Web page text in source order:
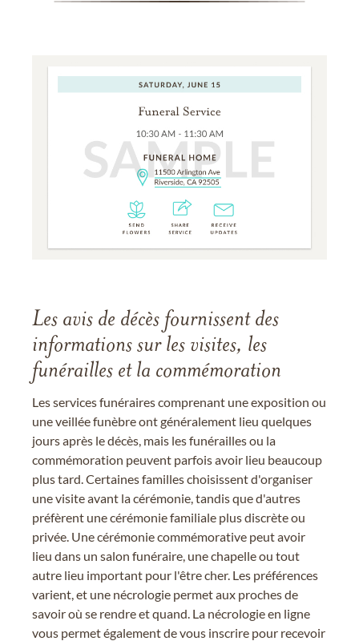
Les avis de décès fournissent des
informations sur les visites, les
funérailles et la commémoration
Les services funéraires comprenant une exposition ou
une veillée funèbre ont généralement lieu quelques
jours après le décès, mais les funérailles ou la
commémoration peuvent parfois avoir lieu beaucoup
plus tard. Certaines familles choisissent d'organiser
une visite avant la cérémonie, tandis que d'autres
préfèrent une cérémonie familiale plus discrète ou
privée. Une cérémonie commémorative peut avoir
lieu dans un salon funéraire, une chapelle ou tout
autre lieu important pour l'être cher. Les préférences
varient, et une nécrologie permet aux proches de
savoir où se rendre et quand. La nécrologie en ligne
vous permet également de vous inscrire pour recevoir